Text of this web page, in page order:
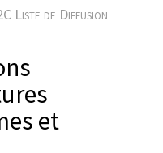
Liste de Diffusion
et